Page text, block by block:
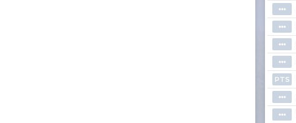
⦁⦁⦁
⦁⦁⦁
⦁⦁⦁
⦁⦁⦁
PTS
⦁⦁⦁
⦁⦁⦁